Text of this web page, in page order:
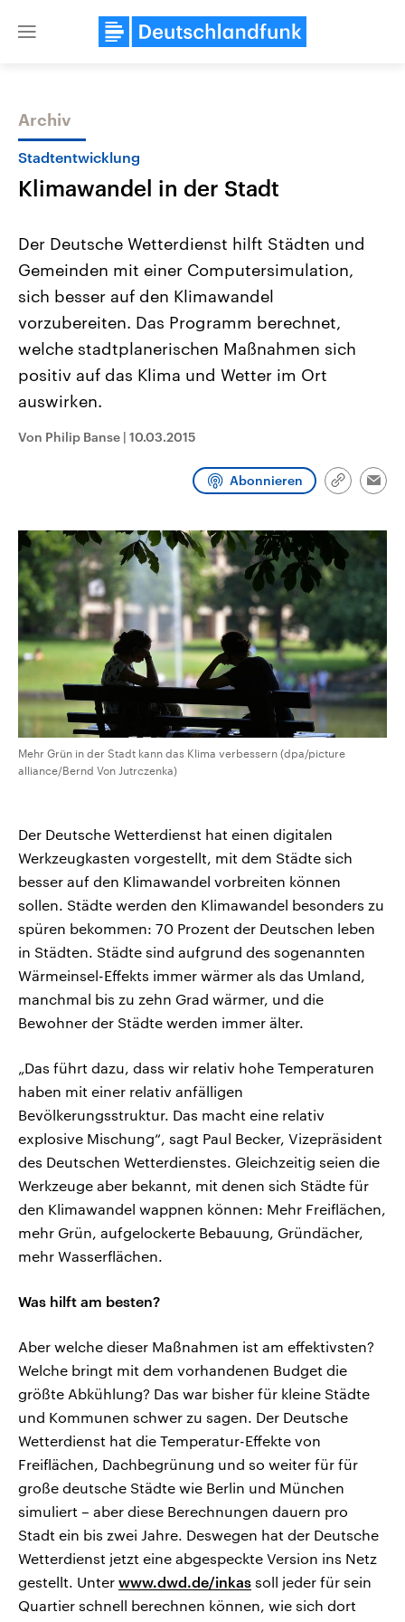
Close
Themen
Landtagswahl Sachsen-Anhalt
2026
Alle Informationen
Sachsen-Anhalt wählt am 6.
September 2026 einen neuen
Landtag. Seit 2021 wird das
Bundesland von einer Koalition aus
Umfragen, Prognosen,
Wahlprogramme, aktuelle Berichte
und Kandidaten der anstehenden
USA
Aktuelle Beiträge,
Hintergründe
Wirtschaftlich und
gehören die Vereinigten
Archiv
Stadtentwicklung
Klimawandel in der Stadt
Der Deutsche Wetterdienst hilft Städten und
Gemeinden mit einer Computersimulation,
sich besser auf den Klimawandel
vorzubereiten. Das Programm berechnet,
welche stadtplanerischen Maßnahmen sich
positiv auf das Klima und Wetter im Ort
auswirken.
Von Philip Banse | 10.03.2015
Abonnieren
Link
Mehr Grün in der Stadt kann das Klima verbessern (dpa/picture
alliance/Bernd Von Jutrczenka)
Der Deutsche Wetterdienst hat einen digitalen
Werkzeugkasten vorgestellt, mit dem Städte sich
besser auf den Klimawandel vorbreiten können
sollen. Städte werden den Klimawandel besonders zu
spüren bekommen: 70 Prozent der Deutschen leben
in Städten. Städte sind aufgrund des sogenannten
Wärmeinsel-Effekts immer wärmer als das Umland,
manchmal bis zu zehn Grad wärmer, und die
Bewohner der Städte werden immer älter.
„Das führt dazu, dass wir relativ hohe Temperaturen
haben mit einer relativ anfälligen
Bevölkerungsstruktur. Das macht eine relativ
explosive Mischung“, sagt Paul Becker, Vizepräsident
des Deutschen Wetterdienstes. Gleichzeitig seien die
Werkzeuge aber bekannt, mit denen sich Städte für
den Klimawandel wappnen können: Mehr Freiflächen,
mehr Grün, aufgelockerte Bebauung, Gründächer,
mehr Wasserflächen.
Was hilft am besten?
Aber welche dieser Maßnahmen ist am effektivsten?
Welche bringt mit dem vorhandenen Budget die
größte Abkühlung? Das war bisher für kleine Städte
und Kommunen schwer zu sagen. Der Deutsche
Wetterdienst hat die Temperatur-Effekte von
Freiflächen, Dachbegrünung und so weiter für für
große deutsche Städte wie Berlin und München
simuliert – aber diese Berechnungen dauern pro
Stadt ein bis zwei Jahre. Deswegen hat der Deutsche
Wetterdienst jetzt eine abgespeckte Version ins Netz
gestellt. Unter www.dwd.de/inkas soll jeder für sein
Quartier schnell berechnen können, wie sich dort